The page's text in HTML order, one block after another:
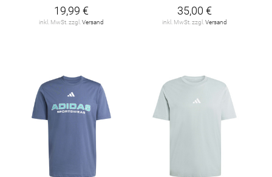
19,99 €
inkl. MwSt. zzgl. Versand
35,00 €
inkl. MwSt. zzgl. Versand